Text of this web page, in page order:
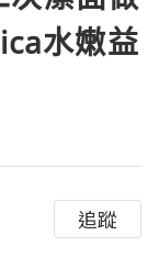
水嫩益
追蹤